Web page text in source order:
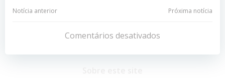
Navegação
Post
Notícia anterior
Navegação
de
Post
Próxima notícia
Comentários desativados